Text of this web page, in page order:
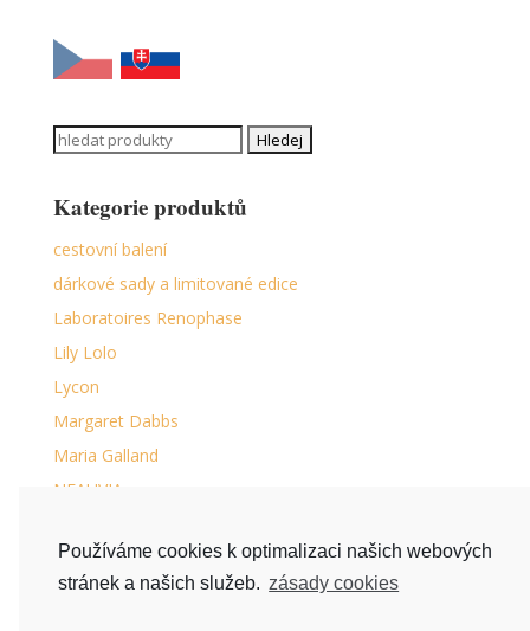
Search
Kategorie produktů
cestovní balení
dárkové sady a limitované edice
Laboratoires Renophase
Lily Lolo
Lycon
Margaret Dabbs
Maria Galland
NEAUVIA
séra na řasy a obočí
Používáme cookies k optimalizaci našich webových
stránek a našich služeb. zásady cookies